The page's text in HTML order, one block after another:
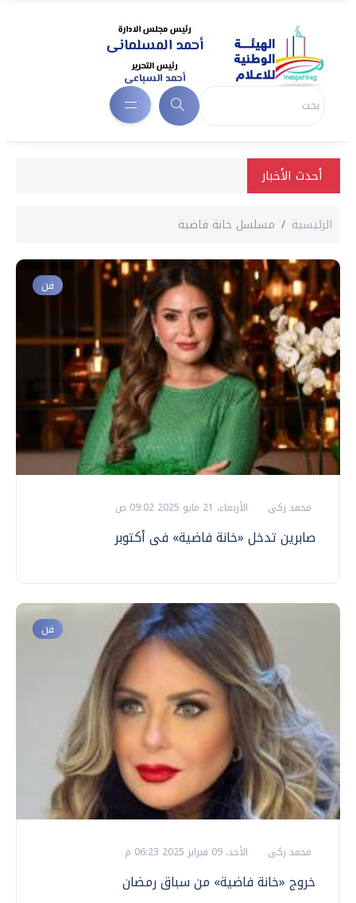
أحدث الأخبار
الرئيسية مسلسل خانة فاضية
فن
محمد زكى الأربعاء، 21 مايو 2025 09:02 ص
صابرين تدخل «خانة فاضية» فى أكتوبر
فن
محمد زكى الأحد، 09 فبراير 2025 06:23 م
خروج «خانة فاضية» من سباق رمضان